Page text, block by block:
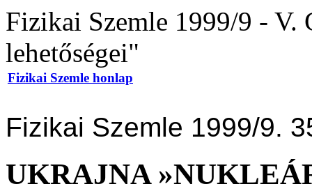
Fizikai Szemle 1999/9 - V.
lehetőségei"
Fizikai Szemle honlap
Fizikai Szemle 1999/9.
UKRAJNA